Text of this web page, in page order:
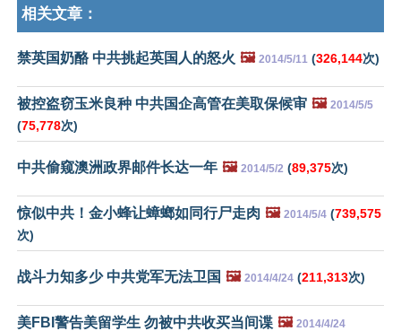
相关文章：
禁英国奶酪 中共挑起英国人的怒火 🖼️ 2014/5/11 (326,144次)
被控盗窃玉米良种 中共国企高管在美取保候审 🖼️ 2014/5/5
(75,778次)
中共偷窥澳洲政界邮件长达一年 🖼️ 2014/5/2 (89,375次)
惊似中共！金小蜂让蟑螂如同行尸走肉 🖼️ 2014/5/4 (739,575
次)
战斗力知多少 中共党军无法卫国 🖼️ 2014/4/24 (211,313次)
美FBI警告美留学生 勿被中共收买当间谍 🖼️ 2014/4/24